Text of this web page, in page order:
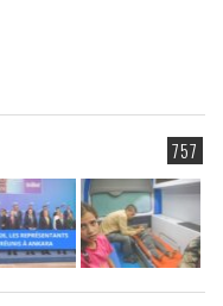
757